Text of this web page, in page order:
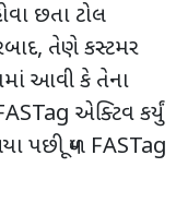
છતા ટોલ
, તેણે કસ્ટમર
આવી કે તેના
એક્ટિવ કર્યું
પછી મૂળ FASTag